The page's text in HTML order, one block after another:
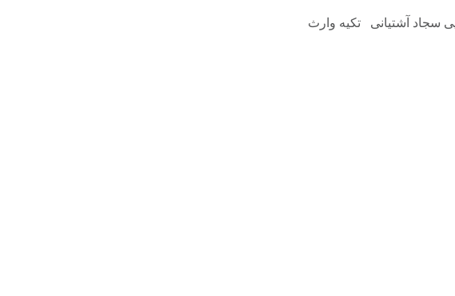
آشتیانی تکیه وارث